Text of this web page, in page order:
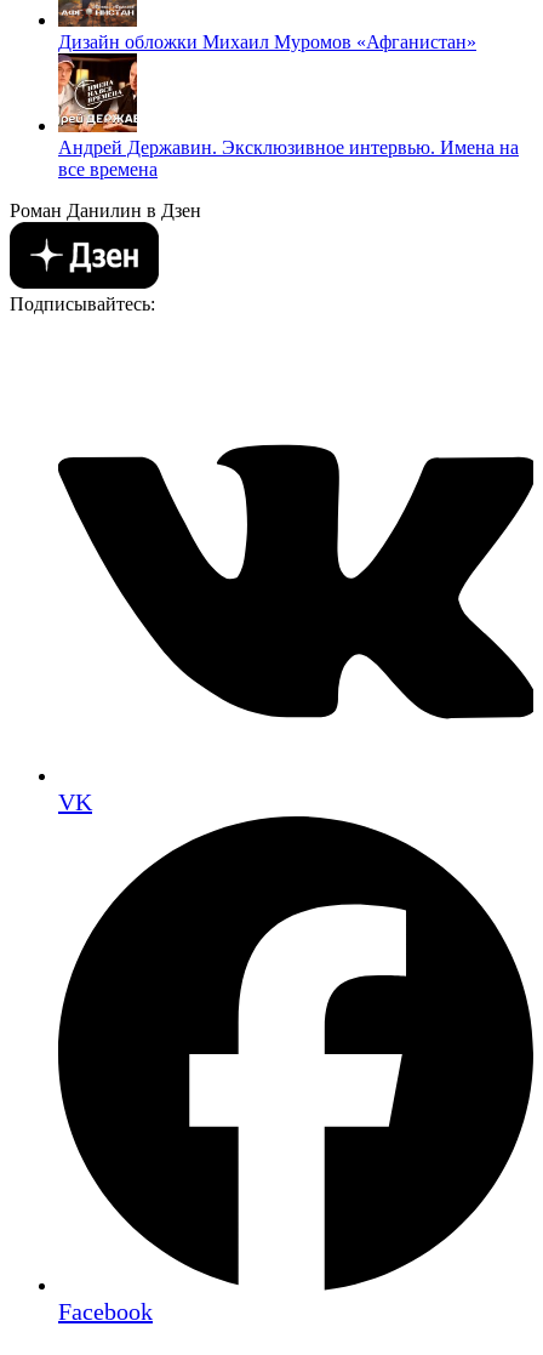
Дизайн обложки Михаил Муромов «Афганистан»
Андрей Державин. Эксклюзивное интервью. Имена на
все времена
Роман Данилин в Дзен
Подписывайтесь:
VK
Facebook